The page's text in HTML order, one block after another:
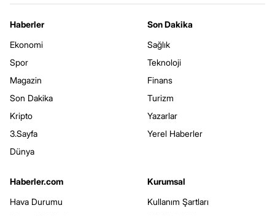
Haberler
Ekonomi
Spor
Magazin
Son Dakika
Kripto
3.Sayfa
Dünya
Son Dakika
Sağlık
Teknoloji
Finans
Turizm
Yazarlar
Yerel Haberler
Haberler.com
Hava Durumu
Kurumsal
Kullanım Şartları